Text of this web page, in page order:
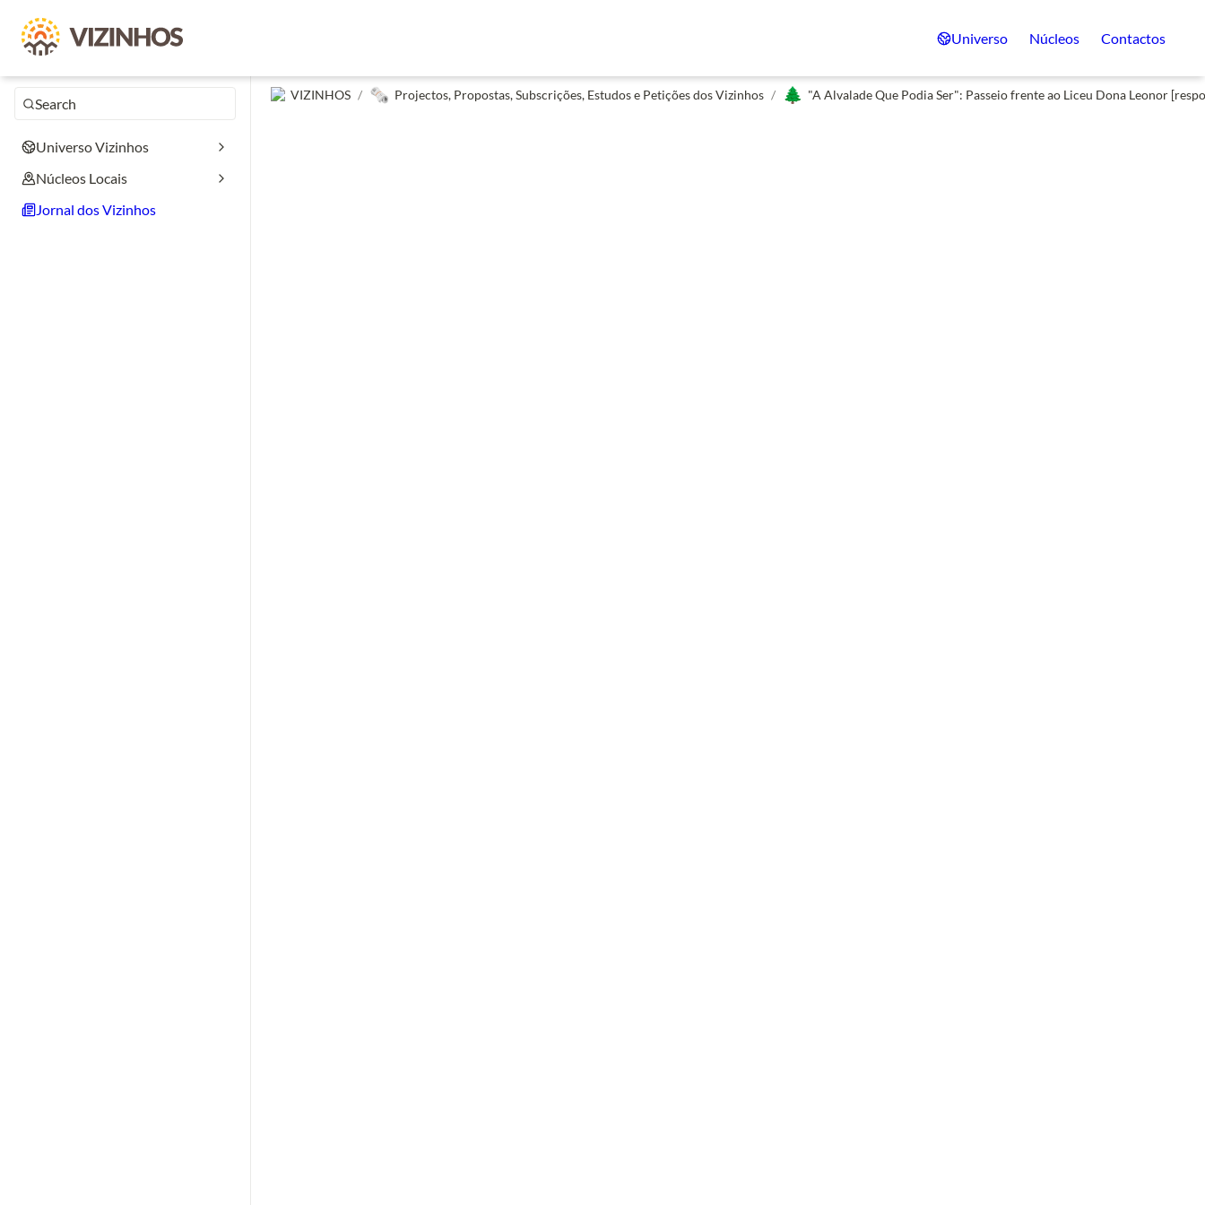
Universo Núcleos Contactos
Search
Universo Vizinhos
Núcleos Locais
Jornal dos Vizinhos
VIZINHOS / 🗞️ Projectos, Propostas, Subscrições, Estudos e Petições dos Vizinhos / 🌲